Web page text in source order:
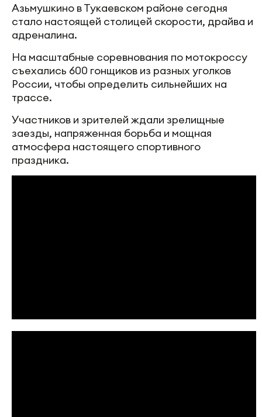
Азьмушкино в Тукаевском районе сегодня
стало настоящей столицей скорости, драйва и
адреналина.
На масштабные соревнования по мотокроссу
съехались 600 гонщиков из разных уголков
России, чтобы определить сильнейших на
трассе.
Участников и зрителей ждали зрелищные
заезды, напряженная борьба и мощная
атмосфера настоящего спортивного
праздника.